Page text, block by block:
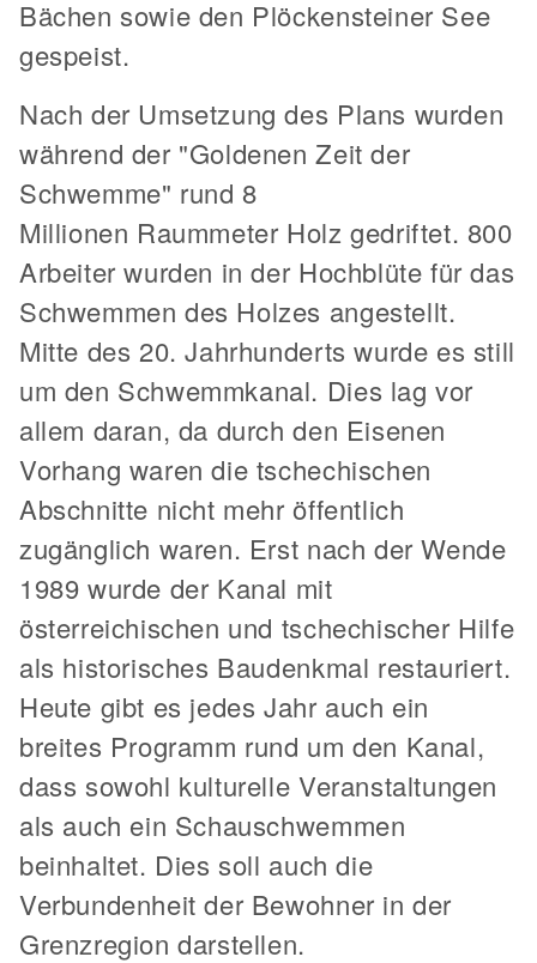
Bächen sowie den Plöckensteiner See
gespeist.
Nach der Umsetzung des Plans wurden
während der "Goldenen Zeit der
Schwemme" rund 8
Millionen Raummeter Holz gedriftet. 800
Arbeiter wurden in der Hochblüte für das
Schwemmen des Holzes angestellt.
Mitte des 20. Jahrhunderts wurde es still
um den Schwemmkanal. Dies lag vor
allem daran, da durch den Eisenen
Vorhang waren die tschechischen
Abschnitte nicht mehr öffentlich
zugänglich waren. Erst nach der Wende
1989 wurde der Kanal mit
österreichischen und tschechischer Hilfe
als historisches Baudenkmal restauriert.
Heute gibt es jedes Jahr auch ein
breites Programm rund um den Kanal,
dass sowohl kulturelle Veranstaltungen
als auch ein Schauschwemmen
beinhaltet. Dies soll auch die
Verbundenheit der Bewohner in der
Grenzregion darstellen.